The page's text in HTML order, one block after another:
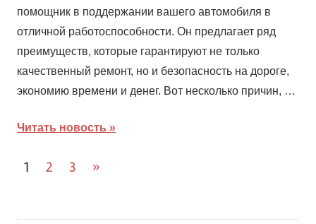
помощник в поддержании вашего автомобиля в
отличной работоспособности. Он предлагает ряд
преимуществ, которые гарантируют не только
качественный ремонт, но и безопасность на дороге,
экономию времени и денег. Вот несколько причин, …
Читать новость
Навигация
1 2 3
След.
»